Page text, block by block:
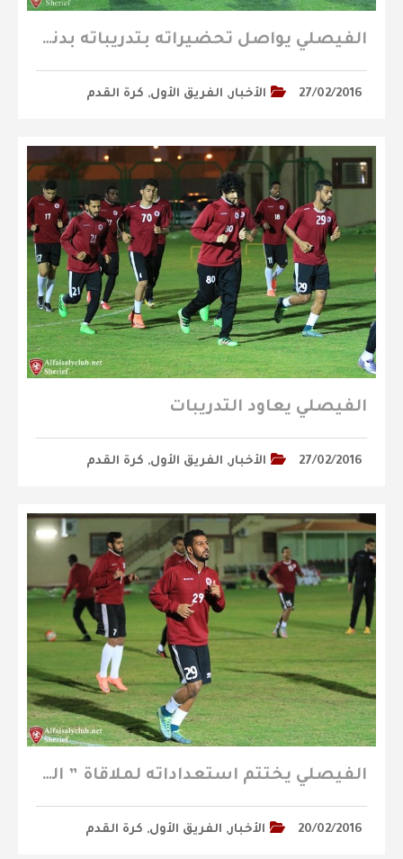
الفيصلي يواصل تحضيراته بتدريباته بدنيه ولياقية ( تقرير مصور )
27/02/2016 الأخبار, الفريق الأول, كرة القدم
الفيصلي يعاود التدريبات
27/02/2016 الأخبار, الفريق الأول, كرة القدم
الفيصلي يختتم استعداداته لملاقاة ” الوحدة “
20/02/2016 الأخبار, الفريق الأول, كرة القدم